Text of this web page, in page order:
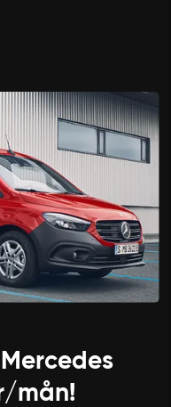
mån!